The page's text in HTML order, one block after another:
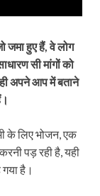
जमा हुए हैं, वे लोग
सी मांगों को
अपने आप में बताने
के लिए भोजन, एक
पड़ रही है, यही
है।